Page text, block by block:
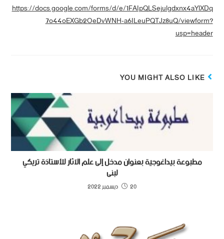
https://docs.google.com/forms/d/e/1FAIpQLSejulgdxnx4aYlXDq
7o44oEXGb2OeDvWNH-a6ILeuPQTJz8uQ/viewform?
usp=header
YOU MIGHT ALSO LIKE
مطبوعة بيداغوجية بعنوان مدخل إلى علم الآثار للأستاذة تريكي
لبنى
20 ديسمبر 2022